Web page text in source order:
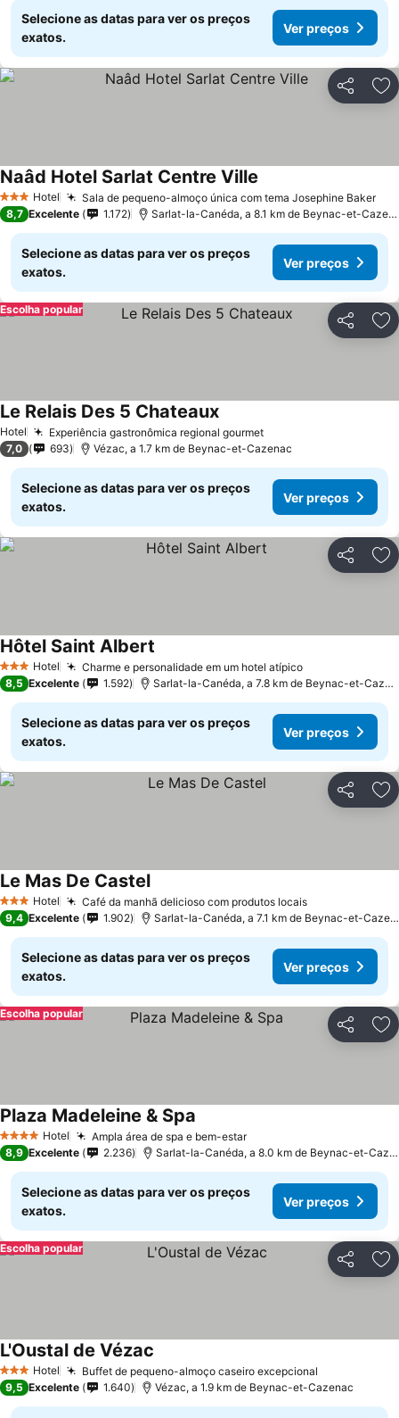
Selecione as datas para ver os preços
exatos.
Ver preços
Partilhar
3 EstrelasHotel Sala de pequeno-almoço única com tema Josephine Baker
Naâd Hotel Sarlat Centre Ville
8,7 Excelente 1.172 Sarlat-la-Canéda, a 8.1 km de Beynac-et-Cazenac
Selecione as datas para ver os preços
exatos.
Ver preços
Partilhar
Escolha popular
Hotel Experiência gastronômica regional gourmet
Le Relais Des 5 Chateaux
7,0 693 Vézac, a 1.7 km de Beynac-et-Cazenac
Selecione as datas para ver os preços
exatos.
Ver preços
Partilhar
3 EstrelasHotel Charme e personalidade em um hotel atípico
Hôtel Saint Albert
8,5 Excelente 1.592 Sarlat-la-Canéda, a 7.8 km de Beynac-et-Cazenac
Selecione as datas para ver os preços
exatos.
Ver preços
Partilhar
3 EstrelasHotel Café da manhã delicioso com produtos locais
Le Mas De Castel
9,4 Excelente 1.902 Sarlat-la-Canéda, a 7.1 km de Beynac-et-Cazenac
Selecione as datas para ver os preços
exatos.
Ver preços
Partilhar
Escolha popular
4 EstrelasHotel Ampla área de spa e bem-estar
Plaza Madeleine & Spa
8,9 Excelente 2.236 Sarlat-la-Canéda, a 8.0 km de Beynac-et-Cazenac
Selecione as datas para ver os preços
exatos.
Ver preços
Partilhar
Escolha popular
3 EstrelasHotel Buffet de pequeno-almoço caseiro excepcional
L'Oustal de Vézac
9,5 Excelente 1.640 Vézac, a 1.9 km de Beynac-et-Cazenac